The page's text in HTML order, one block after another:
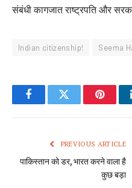
संबंधी कागजात राष्ट्रपति और
Indian citizenship! Seema
FacebookTwitter
PREVIOUS ARTICLE
पाकिस्तान को डर, भारत करने वाला है
कुछ बड़ा